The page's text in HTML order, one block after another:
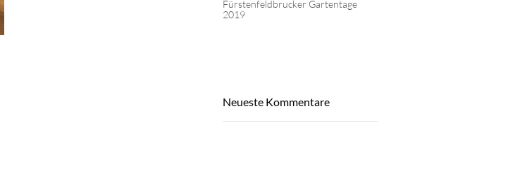
Fürstenfeldbrucker Gartentage
2019
Neueste Kommentare